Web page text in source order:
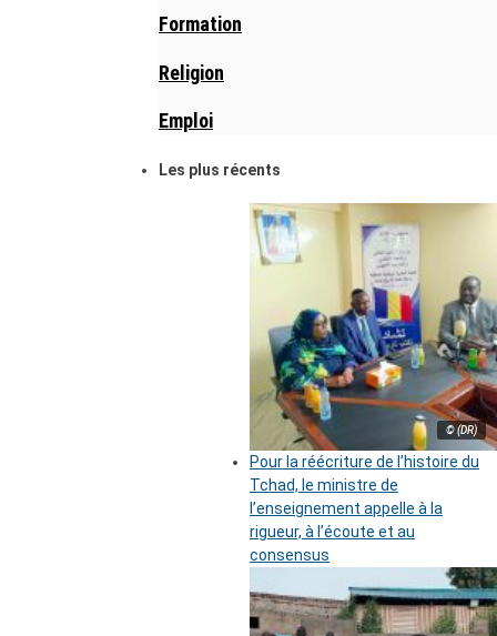
Formation
Religion
Emploi
Les plus récents
© (DR)
Pour la réécriture de l’histoire du
Tchad, le ministre de
l’enseignement appelle à la
rigueur, à l’écoute et au
consensus